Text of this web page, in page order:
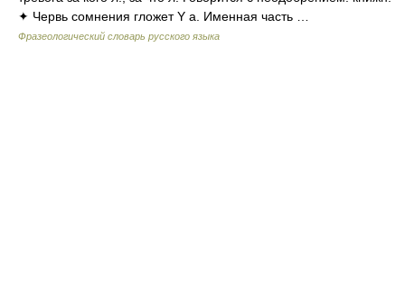
✦ Червь сомнения гложет Y а. Именная часть …
Фразеологический словарь русского языка